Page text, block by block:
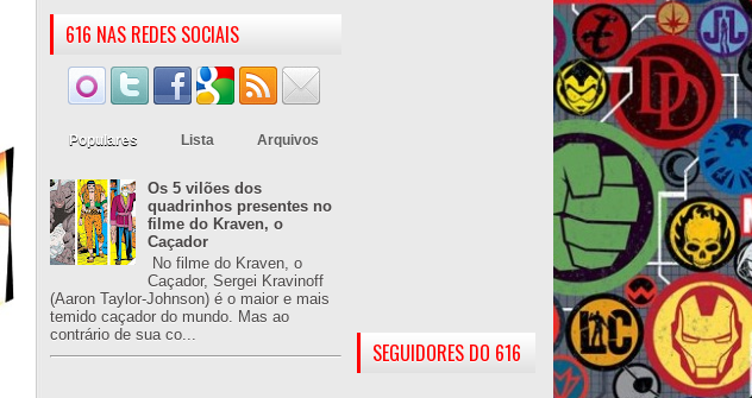
616 NAS REDES SOCIAIS
Populares Lista Arquivos
Os 5 vilões dos
quadrinhos presentes no
filme do Kraven, o
Caçador
No filme do Kraven, o
Caçador, Sergei Kravinoff
(Aaron Taylor-Johnson) é o maior e mais
temido caçador do mundo. Mas ao
contrário de sua co...
SEGUIDORES DO 616